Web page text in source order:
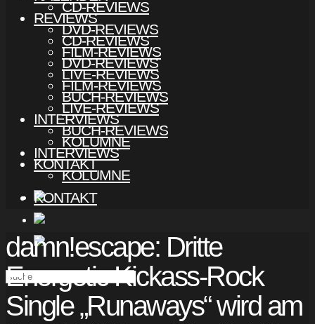
CD-REVIEWS
DVD-REVIEWS
FILM-REVIEWS
LIVE-REVIEWS
BUCH-REVIEWS
INTERVIEWS
KOLUMNE
KONTAKT
REVIEWS
CD-REVIEWS
DVD-REVIEWS
FILM-REVIEWS
LIVE-REVIEWS
BUCH-REVIEWS
INTERVIEWS
KOLUMNE
KONTAKT
damn!escape: Dritte
Energetic Kickass-Rock
Single „Runaways“ wird am